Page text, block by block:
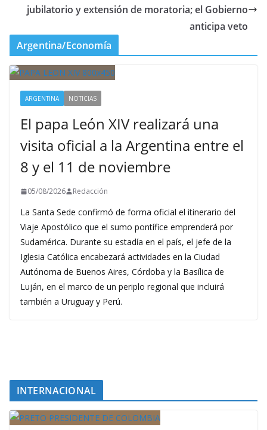
jubilatorio y extensión de moratoria; el Gobierno
anticipa veto
Argentina/Economía
ARGENTINA NOTICIAS
El papa León XIV realizará una
visita oficial a la Argentina entre el
8 y el 11 de noviembre
05/08/2026 Redacción
La Santa Sede confirmó de forma oficial el itinerario del
Viaje Apostólico que el sumo pontífice emprenderá por
Sudamérica. Durante su estadía en el país, el jefe de la
Iglesia Católica encabezará actividades en la Ciudad
Autónoma de Buenos Aires, Córdoba y la Basílica de
Luján, en el marco de un periplo regional que incluirá
también a Uruguay y Perú.
INTERNACIONAL